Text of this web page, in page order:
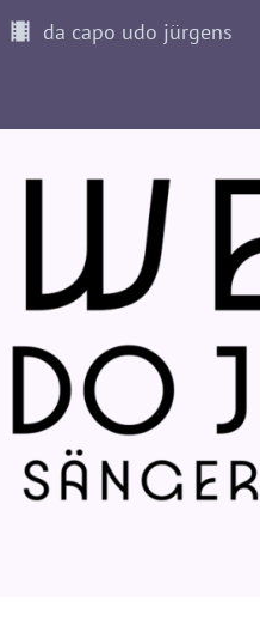
da capo udo jürgens